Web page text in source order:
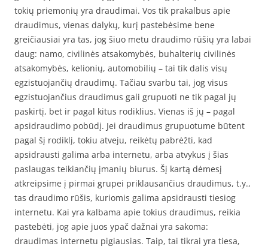
tokių priemonių yra draudimai. Vos tik prakalbus apie
draudimus, vienas dalykų, kurį pastebėsime bene
greičiausiai yra tas, jog šiuo metu draudimo rūšių yra labai
daug: namo, civilinės atsakomybės, buhalterių civilinės
atsakomybės, kelionių, automobilių – tai tik dalis visų
egzistuojančių draudimų. Tačiau svarbu tai, jog visus
egzistuojančius draudimus gali grupuoti ne tik pagal jų
paskirtį, bet ir pagal kitus rodiklius. Vienas iš jų – pagal
apsidraudimo pobūdį. Jei draudimus grupuotume būtent
pagal šį rodiklį, tokiu atveju, reikėtų pabrėžti, kad
apsidrausti galima arba internetu, arba atvykus į šias
paslaugas teikiančių įmanių biurus. Šį kartą dėmesį
atkreipsime į pirmai grupei priklausančius draudimus, t.y.,
tas draudimo rūšis, kuriomis galima apsidrausti tiesiog
internetu. Kai yra kalbama apie tokius draudimus, reikia
pastebėti, jog apie juos ypač dažnai yra sakoma:
draudimas internetu pigiausias. Taip, tai tikrai yra tiesa,